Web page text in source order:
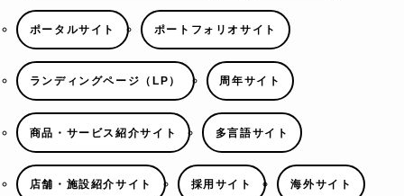
ポータルサイト ポートフォリオサイト
ランディングページ（LP） 周年サイト
商品・サービス紹介サイト 多言語サイト
店舗・施設紹介サイト 採用サイト 海外サイト